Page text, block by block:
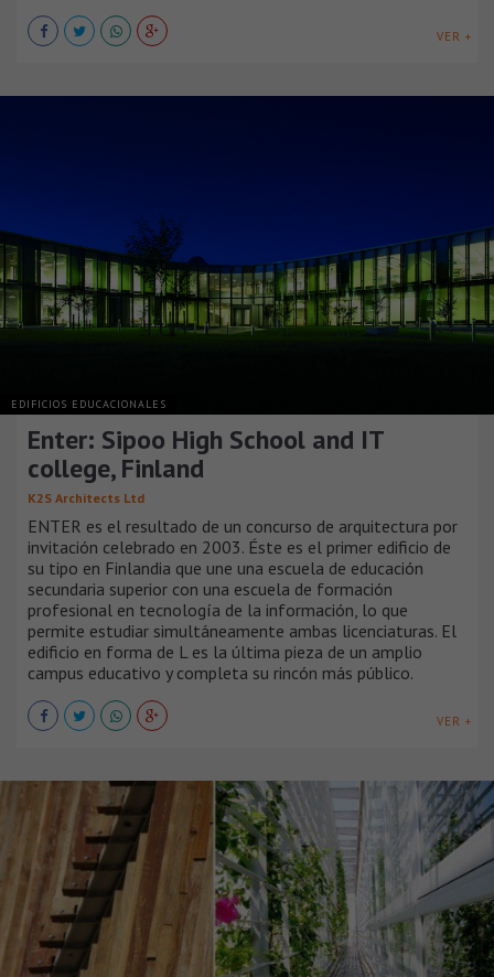
VER +
EDIFICIOS EDUCACIONALES
Enter: Sipoo High School and IT
college, Finland
K2S Architects Ltd
ENTER es el resultado de un concurso de arquitectura por
invitación celebrado en 2003. Éste es el primer edificio de
su tipo en Finlandia que une una escuela de educación
secundaria superior con una escuela de formación
profesional en tecnología de la información, lo que
permite estudiar simultáneamente ambas licenciaturas. El
edificio en forma de L es la última pieza de un amplio
campus educativo y completa su rincón más público.
VER +